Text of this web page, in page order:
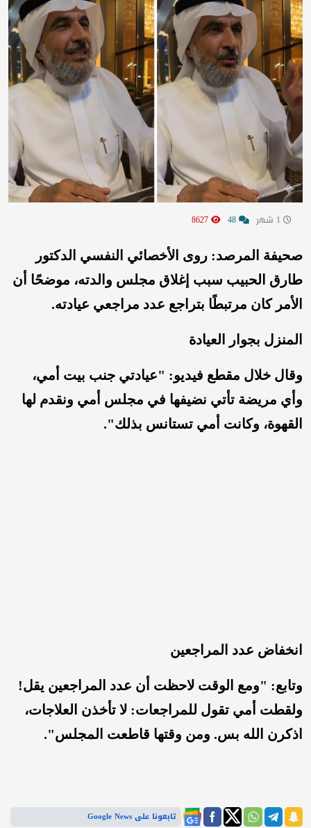
صحيفة المرصد: روى الأخصائي النفسي الدكتور
طارق الحبيب سبب إغلاق مجلس والدته، موضحًا أن
الأمر كان مرتبطًا بتراجع عدد مراجعي عيادته.
المنزل بجوار العيادة
وقال خلال مقطع فيديو: "عيادتي جنب بيت أمي،
وأي مريضة تأتي نضيفها في مجلس أمي ونقدم لها
القهوة، وكانت أمي تستانس بذلك".
انخفاض عدد المراجعين
وتابع: "ومع الوقت لاحظت أن عدد المراجعين يقل!
ولقطت أمي تقول للمراجعات: لا تأخذن العلاجات،
اذكرن الله بس. ومن وقتها قاطعت المجلس".
تابعونا على Google News